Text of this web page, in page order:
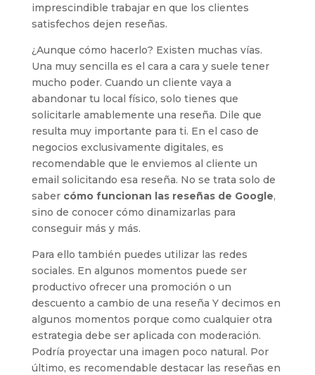
imprescindible trabajar en que los clientes
satisfechos dejen reseñas.
¿Aunque cómo hacerlo? Existen muchas vías.
Una muy sencilla es el cara a cara y suele tener
mucho poder. Cuando un cliente vaya a
abandonar tu local físico, solo tienes que
solicitarle amablemente una reseña. Dile que
resulta muy importante para ti. En el caso de
negocios exclusivamente digitales, es
recomendable que le enviemos al cliente un
email solicitando esa reseña. No se trata solo de
saber cómo funcionan las reseñas de Google,
sino de conocer cómo dinamizarlas para
conseguir más y más.
Para ello también puedes utilizar las redes
sociales. En algunos momentos puede ser
productivo ofrecer una promoción o un
descuento a cambio de una reseña Y decimos en
algunos momentos porque como cualquier otra
estrategia debe ser aplicada con moderación.
Podría proyectar una imagen poco natural. Por
último, es recomendable destacar las reseñas en